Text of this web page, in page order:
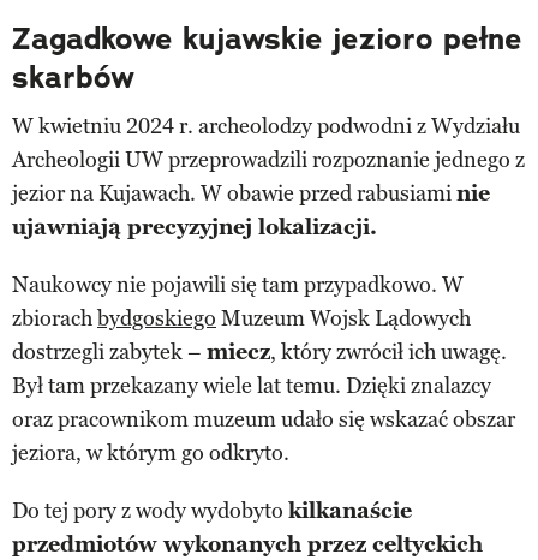
Zagadkowe kujawskie jezioro pełne
skarbów
W kwietniu 2024 r. archeolodzy podwodni z Wydziału
Archeologii UW przeprowadzili rozpoznanie jednego z
jezior na Kujawach. W obawie przed rabusiaminie
ujawniają precyzyjnej lokalizacji.
Naukowcy nie pojawili się tam przypadkowo. W
zbiorachbydgoskiego Muzeum Wojsk Lądowych
dostrzegli zabytek – miecz, który zwrócił ich uwagę.
Był tam przekazany wiele lat temu. Dzięki znalazcy
oraz pracownikom muzeum udało się wskazać obszar
jeziora, w którym go odkryto.
Do tej pory z wody wydobyto kilkanaście
przedmiotów wykonanych przez celtyckich